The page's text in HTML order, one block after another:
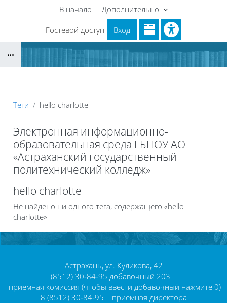
Перейти к основному содержанию
В начало Дополнительно
Гостевой доступ Вход
Теги hello charlotte
Электронная информационно-
образовательная среда ГБПОУ АО
«Астраханский государственный
политехнический колледж»
Блоки
hello charlotte
Не найдено ни одного тега, содержащего «hello
charlotte»
Астрахань, ул. Куликова, 42
(8512) 30‑84‑95 добавочный 203 –
приемная комиссия (чтобы ввести добавочный нажмите 0)
8 (8512) 30‑84‑95 – приемная директора